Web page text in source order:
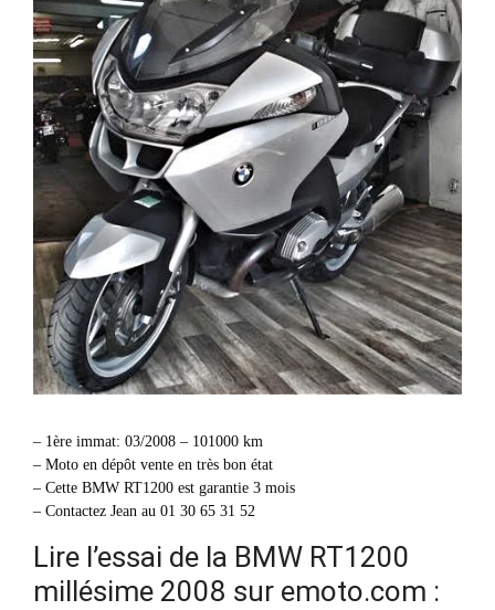
– 1ère immat: 03/2008 – 101000 km
– Moto en dépôt vente en très bon état
– Cette BMW RT1200 est garantie 3 mois
– Contactez Jean au 01 30 65 31 52
Lire l’essai de la BMW RT1200
millésime 2008 sur emoto.com :